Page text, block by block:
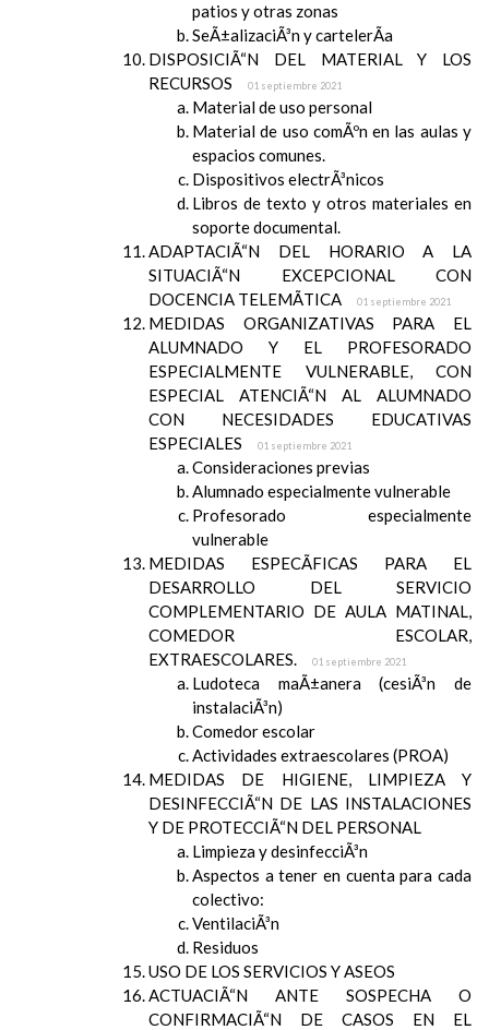
patios y otras zonas
SeÃ±alizaciÃ³n y cartelerÃ­a
DISPOSICIÃ“N DEL MATERIAL Y LOS
RECURSOS
01 septiembre 2021
Material de uso personal
Material de uso comÃºn en las aulas y
espacios comunes.
Dispositivos electrÃ³nicos
Libros de texto y otros materiales en
soporte documental.
ADAPTACIÃ“N DEL HORARIO A LA
SITUACIÃ“N EXCEPCIONAL CON
DOCENCIA TELEMÃTICA
01 septiembre 2021
MEDIDAS ORGANIZATIVAS PARA EL
ALUMNADO Y EL PROFESORADO
ESPECIALMENTE VULNERABLE, CON
ESPECIAL ATENCIÃ“N AL ALUMNADO
CON NECESIDADES EDUCATIVAS
ESPECIALES
01 septiembre 2021
Consideraciones previas
Alumnado especialmente vulnerable
Profesorado especialmente
vulnerable
MEDIDAS ESPECÃFICAS PARA EL
DESARROLLO DEL SERVICIO
COMPLEMENTARIO DE AULA MATINAL,
COMEDOR ESCOLAR,
EXTRAESCOLARES.
01 septiembre 2021
Ludoteca maÃ±anera (cesiÃ³n de
instalaciÃ³n)
Comedor escolar
Actividades extraescolares (PROA)
MEDIDAS DE HIGIENE, LIMPIEZA Y
DESINFECCIÃ“N DE LAS INSTALACIONES
Y DE PROTECCIÃ“N DEL PERSONAL
Limpieza y desinfecciÃ³n
Aspectos a tener en cuenta para cada
colectivo:
VentilaciÃ³n
Residuos
USO DE LOS SERVICIOS Y ASEOS
ACTUACIÃ“N ANTE SOSPECHA O
CONFIRMACIÃ“N DE CASOS EN EL